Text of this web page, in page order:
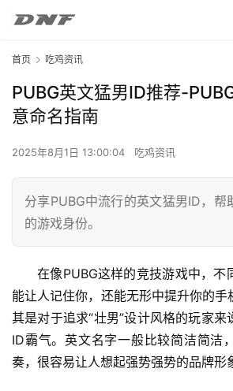
首页 吃鸡资讯
PUBG英文猛男ID推荐-
意命名指南
2025年8月1日 13:00:04 吃鸡资讯
分享PUBG中流行的英文猛男ID，帮
的游戏身份。
在像PUBG这样的竞技游戏中，不
能让人记住你，还能无形中提升你的
其是对于追求“壮男”设计风格的玩家
ID霸气。英文名字一般比较简洁简洁
奏，很容易让人想起强势强势的品牌形